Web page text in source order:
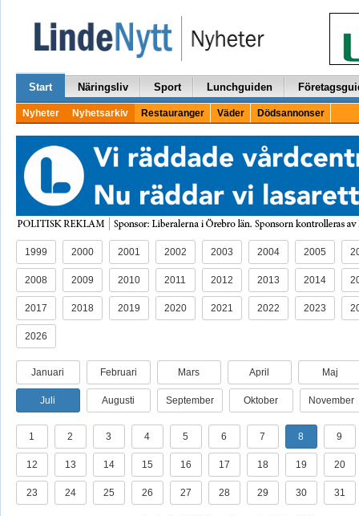
Start Näringsliv Sport Lunchguiden
Nyheter Nyhetsarkiv Restauranger Väder Dödsannonser
1999 2000 2001 2002 2003 2004 2005
2008 2009 2010 2011 2012 2013 2014
2017 2018 2019 2020 2021 2022 2023
2026
Januari Februari Mars April Maj
Juli Augusti September Oktober November
1 2 3 4 5 6 7 8 9
12 13 14 15 16 17 18 19 20
23 24 25 26 27 28 29 30 31